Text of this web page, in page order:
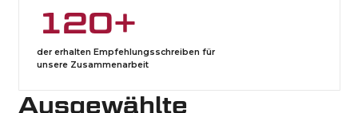
Ausgewählte
120+
der erhalten Empfehlungsschreiben für
unsere Zusammenarbeit